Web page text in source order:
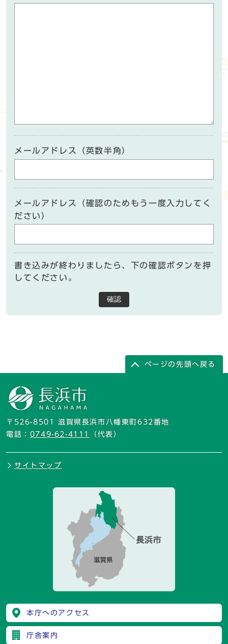
メールアドレス（英数半角）
メールアドレス（確認のためもう一度入力してく
ださい）
書き込みが終わりましたら、下の確認ボタンを押
してください。
確認
ページの先頭へ戻る
〒526-8501 滋賀県長浜市八幡東町632番地
電話： 0749-62-4111 （代表）
サイトマップ
本庁へのアクセス
庁舎案内